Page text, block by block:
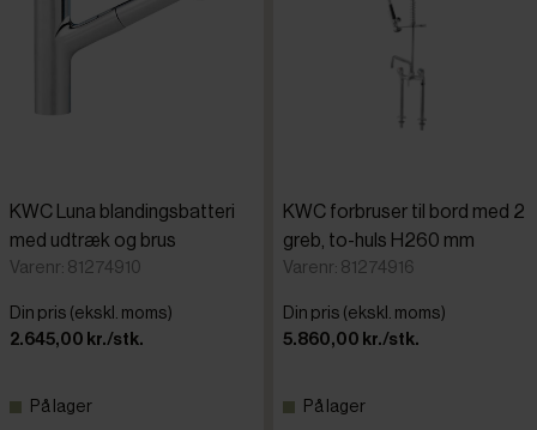
KWC Luna blandingsbatteri
med udtræk og brus
Varenr: 81274910
Din pris (ekskl. moms)
2.645,00 kr./stk.
På lager
KWC forbruser til bord med 2
greb, to-huls H260 mm
Varenr: 81274916
Din pris (ekskl. moms)
5.860,00 kr./stk.
På lager